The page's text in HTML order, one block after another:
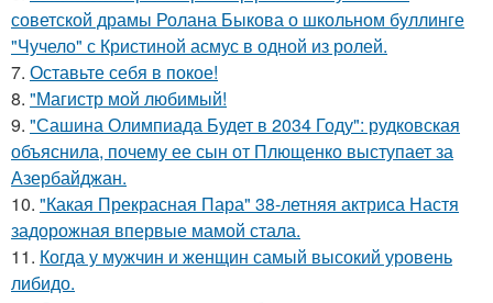
советской драмы Ролана Быкова о школьном буллинге
"Чучело" с Кристиной асмус в одной из ролей.
7. Оставьте себя в покое!
8. "Магистр мой любимый!
9. "Сашина Олимпиада Будет в 2034 Году": рудковская
объяснила, почему ее сын от Плющенко выступает за
Азербайджан.
10. "Какая Прекрасная Пара" 38-летняя актриса Настя
задорожная впервые мамой стала.
11. Когда у мужчин и женщин самый высокий уровень
либидо.